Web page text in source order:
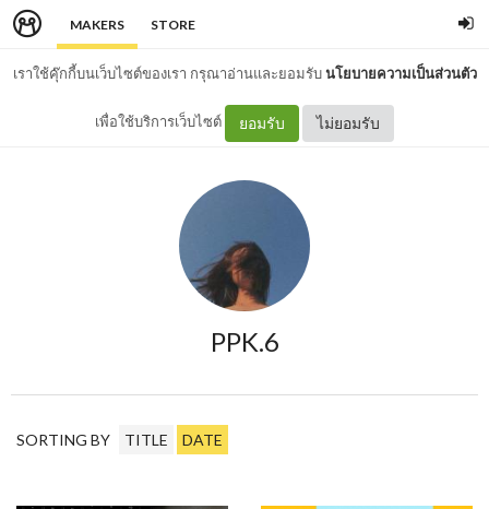
MAKERS STORE
เราใช้คุ๊กกี้บนเว็บไซต์ของเรา กรุณาอ่านและยอมรับนโยบายความเป็นส่วนตัว
เพื่อใช้บริการเว็บไซต์ ยอมรับ ไม่ยอมรับ
PPK.6
SORTING BY TITLE DATE